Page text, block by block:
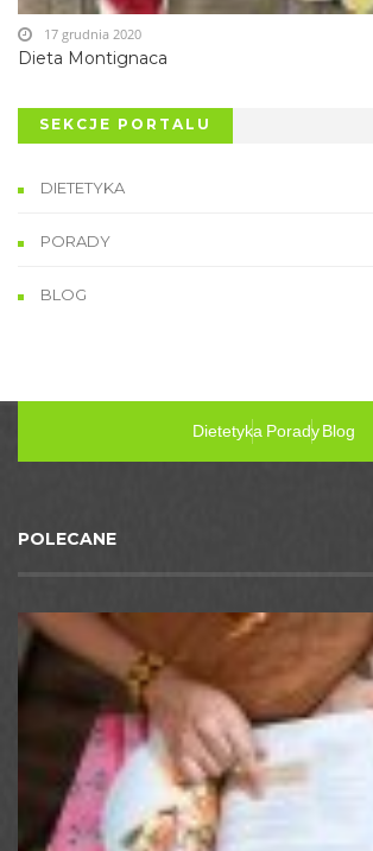
Dieta Montignaca
17 grudnia 2020
SEKCJE PORTALU
DIETETYKA
PORADY
BLOG
Dietetyka PoradyBlog
POLECANE